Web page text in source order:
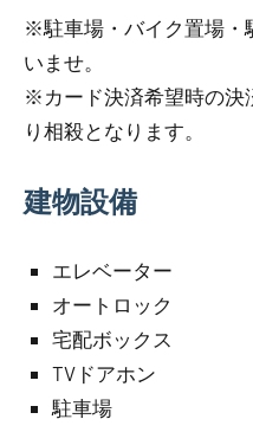
※駐車場・バイク置場・
いませ。
※カード決済希望時の決
り相殺となります。
建物設備
エレベーター
オートロック
宅配ボックス
TVドアホン
駐車場